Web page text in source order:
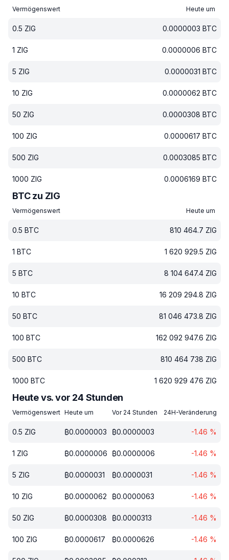
Vermögenswert Heute um
0.5 ZIG 0.0000003 BTC
1 ZIG 0.0000006 BTC
5 ZIG 0.0000031 BTC
10 ZIG 0.0000062 BTC
50 ZIG 0.0000308 BTC
100 ZIG 0.0000617 BTC
500 ZIG 0.0003085 BTC
1000 ZIG 0.0006169 BTC
BTC zu ZIG
Vermögenswert Heute um
0.5 BTC 810 464.7 ZIG
1 BTC 1 620 929.5 ZIG
5 BTC 8 104 647.4 ZIG
10 BTC 16 209 294.8 ZIG
50 BTC 81 046 473.8 ZIG
100 BTC 162 092 947.6 ZIG
500 BTC 810 464 738 ZIG
1000 BTC 1 620 929 476 ZIG
Heute vs. vor 24 Stunden
Vermögenswert Heute um Vor 24 Stunden 24H-Veränderung
0.5 ZIG ₿0.0000003 ₿0.0000003 -1.46 %
1 ZIG ₿0.0000006 ₿0.0000006 -1.46 %
5 ZIG ₿0.0000031 ₿0.0000031 -1.46 %
10 ZIG ₿0.0000062 ₿0.0000063 -1.46 %
50 ZIG ₿0.0000308 ₿0.0000313 -1.46 %
100 ZIG ₿0.0000617 ₿0.0000626 -1.46 %